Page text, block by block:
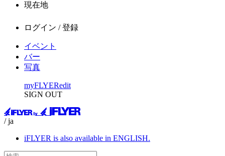
現在地
ログイン / 登録
イベント
バー
写真
myFLYERedit
SIGN OUT
/ ja
iFLYER is also available in ENGLISH.